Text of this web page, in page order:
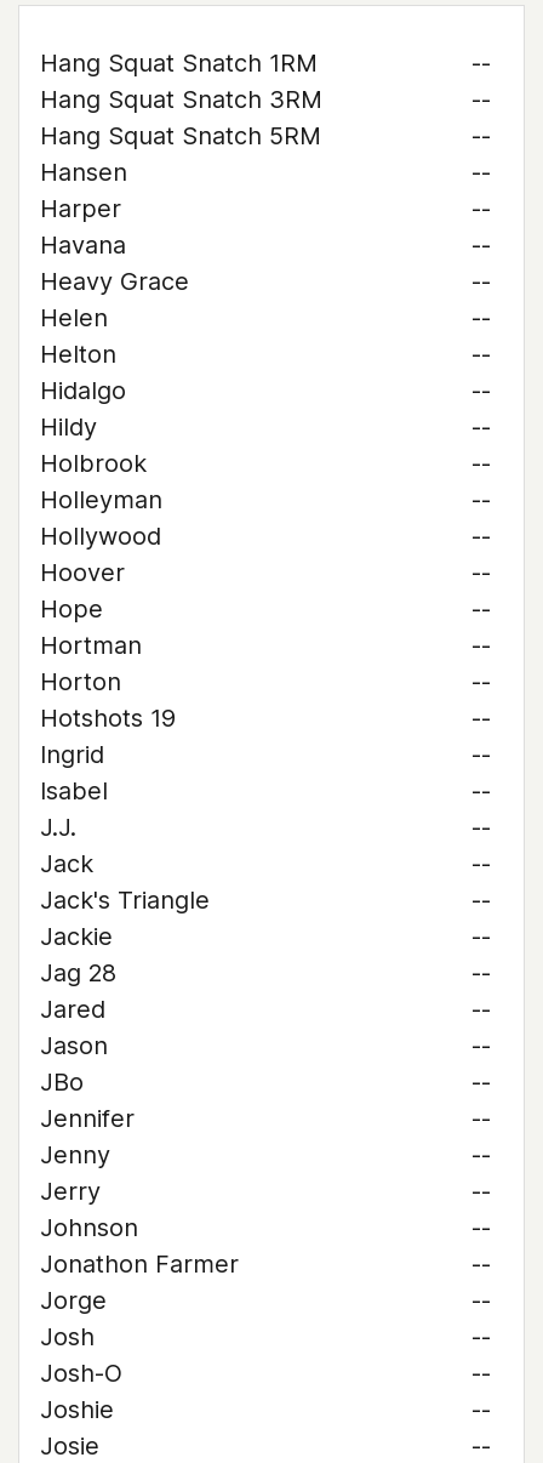
Hang Squat Snatch 1RM
--
Hang Squat Snatch 3RM
--
Hang Squat Snatch 5RM
--
Hansen
--
Harper
--
Havana
--
Heavy Grace
--
Helen
--
Helton
--
Hidalgo
--
Hildy
--
Holbrook
--
Holleyman
--
Hollywood
--
Hoover
--
Hope
--
Hortman
--
Horton
--
Hotshots 19
--
Ingrid
--
Isabel
--
J.J.
--
Jack
--
Jack's Triangle
--
Jackie
--
Jag 28
--
Jared
--
Jason
--
JBo
--
Jennifer
--
Jenny
--
Jerry
--
Johnson
--
Jonathon Farmer
--
Jorge
--
Josh
--
Josh-O
--
Joshie
--
Josie
--